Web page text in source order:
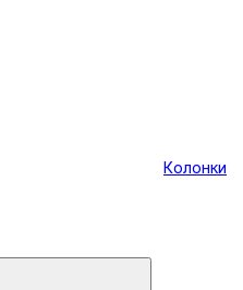
Колонки